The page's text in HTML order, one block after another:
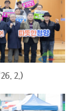
2.)